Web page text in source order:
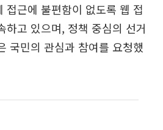
접근에 불편함이 없도록 웹 접
하고 있으며, 정책 중심의 선거
국민의 관심과 참여를 요청했